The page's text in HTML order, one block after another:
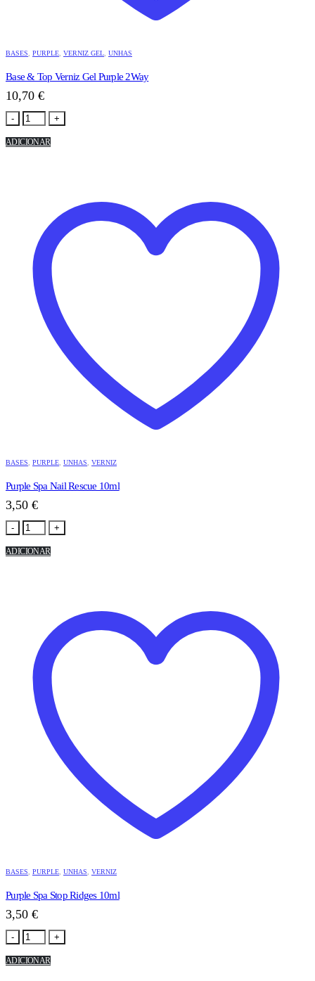
BASES PURPLE VERNIZ GEL UNHAS
Base & Top Verniz Gel Purple 2Way
10,70 €
- +
ADICIONAR
BASES PURPLE UNHAS VERNIZ
Purple Spa Nail Rescue 10ml
3,50 €
- +
ADICIONAR
BASES PURPLE UNHAS VERNIZ
Purple Spa Stop Ridges 10ml
3,50 €
- +
ADICIONAR